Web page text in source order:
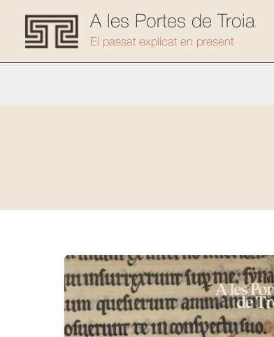
contingut
A les Portes de Troia
El passat explicat en present